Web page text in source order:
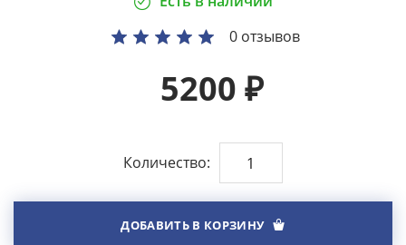
5200 ₽
0 отзывов
Количество:
ДОБАВИТЬ В КОРЗИНУ